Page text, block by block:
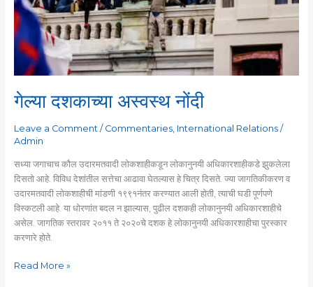
गेल्या दशकाच्या अस्वस्थ नोंदी
Leave a Comment / Commentaries, International Relations/
Admin
सध्या जगाचाच कौल उदारमतवादी लोकशाहीकडून लोकानुनयी अधिकारशाहीकडे झुकलेला
दिसतो आहे. विविध देशांतील सत्तेचा आढावा घेतल्यास हे चित्र दिसते. ज्या जागतिकीकरण व
उदारमतवादी लोकशाहीची मांडणी १९९१नंतर करण्यात आली होती, त्याची घडी पूर्णपणे
विस्कटली आहे. या धोरणांत बदल न झाल्यास, पुढील दशकही लोकानुनयी अधिकारशाहीचे
असेल. जागतिक स्तरावर २०११ ते २०२०चे दशक हे लोकानुनयी अधिकारशाहीचा पुरस्कार
करणारे होते.
Read More »